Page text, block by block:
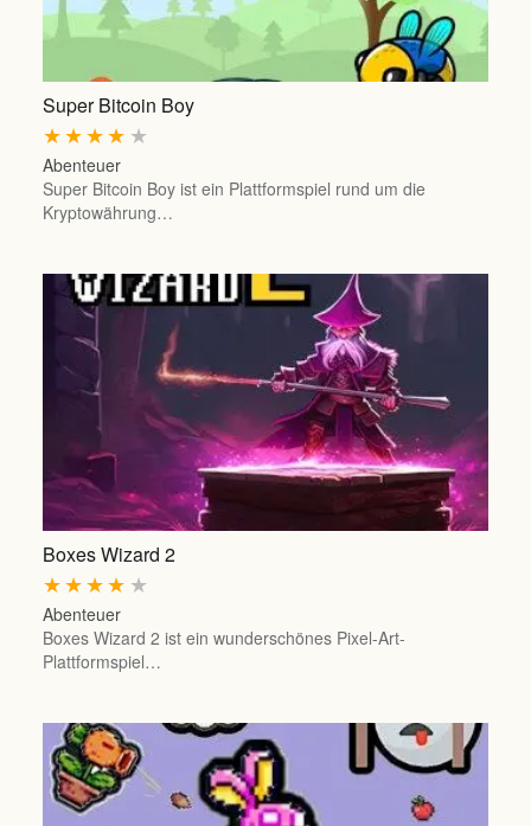
Super Bitcoin Boy
★
★
★
★
★
Abenteuer
Super Bitcoin Boy ist ein Plattformspiel rund um die
Kryptowährung…
Boxes Wizard 2
★
★
★
★
★
Abenteuer
Boxes Wizard 2 ist ein wunderschönes Pixel-Art-
Plattformspiel…